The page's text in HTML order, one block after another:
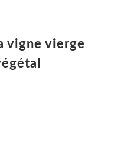
vigne vierge